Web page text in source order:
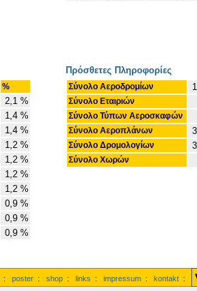
%
2,1 %
1,4 %
1,4 %
1,2 %
1,2 %
1,2 %
1,2 %
0,9 %
0,9 %
0,9 %
Πρόσθετες Πληροφορίες
Σύνολο Αεροδρομίων
Σύνολο Εταιριών
Σύνολο Τύπων Αεροσκαφών
Σύνολο Αεροπλάνων
Σύνολο Δρομολογίων
Σύνολο Χωρών
: poster : shop : links : impressum : kontakt :